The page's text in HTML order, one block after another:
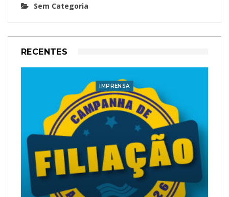
Sem Categoria
RECENTES
IMPRENSA